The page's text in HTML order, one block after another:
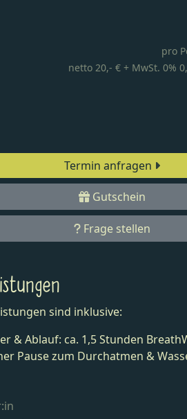
pro
netto 20,- € + MwSt. 0%
Termin anfragen
Gutschein
Frage stellen
sind inklusive:
& Ablauf: ca. 1,5 Stunden
Pause zum Durchatmen &